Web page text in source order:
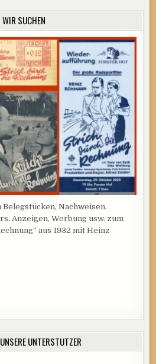
WIR SUCHEN
Nachweisen,
Anzeigen, Werbung usw. zum
aus 1932 mit Heinz
UNTERSTÜTZER